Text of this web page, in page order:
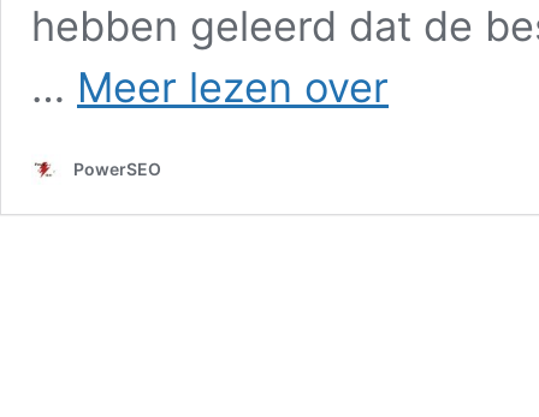
hebben geleerd dat de
… Meer lezen over
PowerSEO